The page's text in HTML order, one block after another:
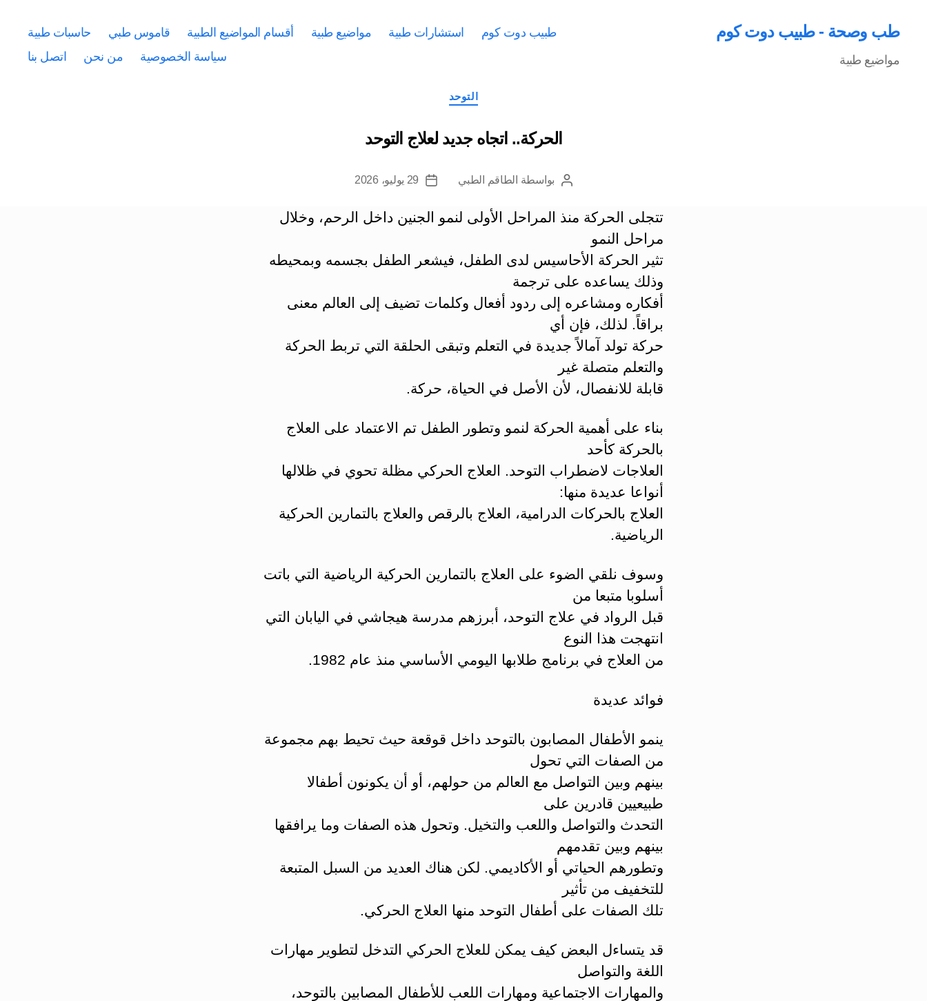
طب وصحة - طبيب دوت كوم
مواضيع طبية
طبيب دوت كوم استشارات طبية مواضيع طبية أقسام المواضيع الطبية قاموس طبي
حاسبات طبية
سياسة الخصوصية
من نحن اتصل بنا
التصنيفاتالتوحد
الحركة.. اتجاه جديد لعلاج التوحد
كاتببواسطة الطاقم الطبي
تاريخ29 يوليو، 2026
تتجلى الحركة منذ المراحل الأولى لنمو الجنين داخل الرحم، وخلال
مراحل النمو
تثير الحركة الأحاسيس لدى الطفل، فيشعر الطفل بجسمه وبمحيطه
وذلك يساعده على ترجمة
أفكاره ومشاعره إلى ردود أفعال وكلمات تضيف إلى العالم معنى
براقاً. لذلك، فإن أي
حركة تولد آمالاً جديدة في التعلم وتبقى الحلقة التي تربط الحركة
والتعلم متصلة غير
قابلة للانفصال، لأن الأصل في الحياة، حركة.
بناء على أهمية الحركة لنمو وتطور الطفل تم الاعتماد على العلاج
بالحركة كأحد
العلاجات لاضطراب التوحد. العلاج الحركي مظلة تحوي في ظلالها
أنواعا عديدة منها:
العلاج بالحركات الدرامية، العلاج بالرقص والعلاج بالتمارين الحركية
الرياضية.
وسوف نلقي الضوء على العلاج بالتمارين الحركية الرياضية التي باتت
أسلوبا متبعا من
قبل الرواد في علاج التوحد، أبرزهم مدرسة هيجاشي في اليابان التي
انتهجت هذا النوع
من العلاج في برنامج طلابها اليومي الأساسي منذ عام 1982.
فوائد عديدة
ينمو الأطفال المصابون بالتوحد داخل قوقعة حيث تحيط بهم مجموعة
من الصفات التي تحول
بينهم وبين التواصل مع العالم من حولهم، أو أن يكونون أطفالا
طبيعيين قادرين على
التحدث والتواصل واللعب والتخيل. وتحول هذه الصفات وما يرافقها
بينهم وبين تقدمهم
وتطورهم الحياتي أو الأكاديمي. لكن هناك العديد من السبل المتبعة
للتخفيف من تأثير
تلك الصفات على أطفال التوحد منها العلاج الحركي.
قد يتساءل البعض كيف يمكن للعلاج الحركي التدخل لتطوير مهارات
اللغة والتواصل
والمهارات الاجتماعية ومهارات اللعب للأطفال المصابين بالتوحد،